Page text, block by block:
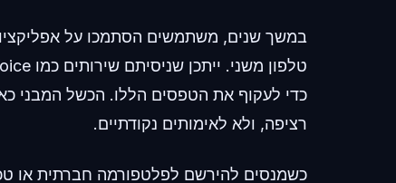
כדי לעקוף את הטפסים הללו. הכשל המבני
רציפה, ולא לאימותים נקודתיים.